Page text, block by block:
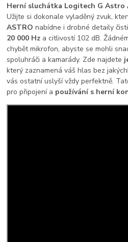
Herní sluchátka Logitech G Astro
Užijte si dokonale vyladěný zvuk,
ASTRO nabídne i drobné detaily
20 000 Hz a citlivostí 102 dB.
chybět mikrofon, abyste se mohli
spoluhráči a kamarády. Zde najdete
který zaznamená váš hlas bez
vás ostatní uslyší vždy perfektně.
pro připojení a používání s herní